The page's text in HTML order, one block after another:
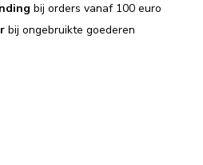
bij orders vanaf 100 euro
bij ongebruikte goederen